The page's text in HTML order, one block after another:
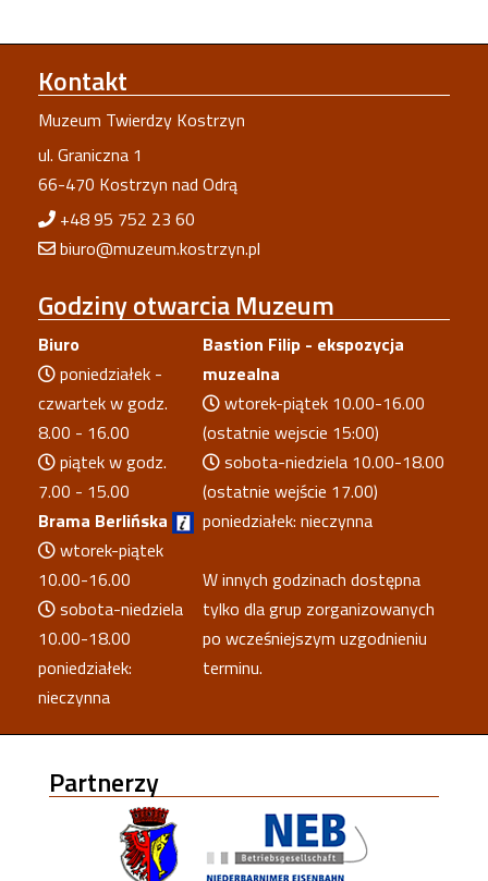
Kontakt
Muzeum Twierdzy Kostrzyn
ul. Graniczna 1
66-470 Kostrzyn nad Odrą
+48 95 752 23 60
biuro@muzeum.kostrzyn.pl
Godzinyotwarcia Muzeum
Biuro
poniedziałek -
czwartek w godz.
8.00 - 16.00
piątek w godz.
7.00 - 15.00
Brama Berlińska
wtorek-piątek
10.00-16.00
sobota-niedziela
10.00-18.00
poniedziałek:
nieczynna
Bastion Filip - ekspozycja
muzealna
wtorek-piątek 10.00-16.00
(ostatnie wejscie 15:00)
sobota-niedziela 10.00-18.00
(ostatnie wejście 17.00)
poniedziałek: nieczynna
W innych godzinach dostępna
tylko dla grup zorganizowanych
po wcześniejszym uzgodnieniu
terminu.
Partnerzy